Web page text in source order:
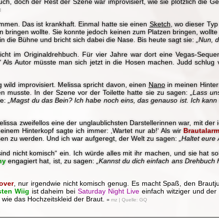
Das ist krankhaft. Einmal hatte sie einen Sketch , wo dieser
wollte. Sie konnte jedoch keinen zum Platzen bringen,
die Bühne und bricht sich dabei die Nase. Bis heute sagt sie:
„Nun,
im Originaldrehbuch. Für vier Jahre war dort eine Vegas-
Als Autor müsste man sich jetzt in die Hosen machen. Judd
improvisiert. Melissa spricht davon, einen Nanoin meinen
musste. In der Szene vor der Toilette hatte sie zu sagen:
„Lass
„Magst du das Bein? Ich habe noch eins, das genauso ist. Ich
zweifellos eine der unglaublichsten Darstellerinnen war, mit
Hinterkopf sagte ich immer: ,Wartet nur ab!‘ Als wir
zu werden. Und ich war aufgeregt, der Welt zu sagen:
„Haltet eure
nicht komisch“ ein. Ich würde alles mit ihr machen, und sie hat
engagiert hat, ist, zu sagen: „Kannst du dich einfach ans Drehbuch
, nur irgendwie nicht komisch genug. Es macht Spaß, den
Wiig ist daheim beiSaturday Night Liveeinfach witziger und der
das Hochzeitskleid der Braut.
■ mz | Quelle: GQ